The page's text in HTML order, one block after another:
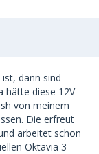
dann sind
hätte diese 12V
von meinem
Die erfreut
arbeitet schon
Oktavia 3